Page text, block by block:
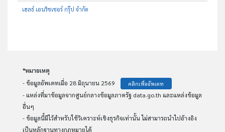
เฮลธ์ เอนริชเชอร์ กรุ๊ป จำกัด
*หมายเหตุ
- ข้อมูลอัพเดทเมื่อ 28 มิถุนายน 2569
คลิกเพื่ออัพเดท
- แหล่งที่มาข้อมูลจากศูนย์กลางข้อมูลภาครัฐ data.go.th และแหล่งข้อมูล
อื่นๆ
- ข้อมูลนี้มีไว้สำหรับใช้วิเคราะห์เชิงธุรกิจเท่านั้น ไม่สามารถนำไปอ้างอิง
เป็นหลักฐานทางกฏหมายได้